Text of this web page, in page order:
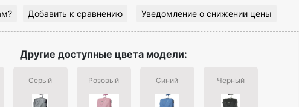
Добавить к сравнению Уведомление о снижении цены
Другие доступные цвета модели:
Серый Розовый Синий Черный